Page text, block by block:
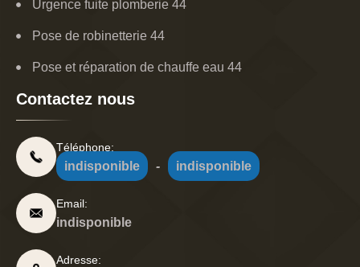
Urgence fuite plomberie 44
Pose de robinetterie 44
Pose et réparation de chauffe eau 44
Contactez nous
Téléphone:
indisponible - indisponible
Email:
indisponible
Adresse: